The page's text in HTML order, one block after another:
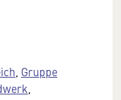
Gruppe